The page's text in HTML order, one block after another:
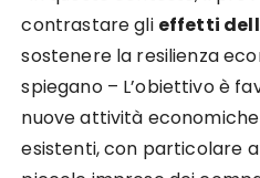
contrastare gli effetti
sostenere la resilienza
spiegano – L’obiettivo è
nuove attività
esistenti, con particolare